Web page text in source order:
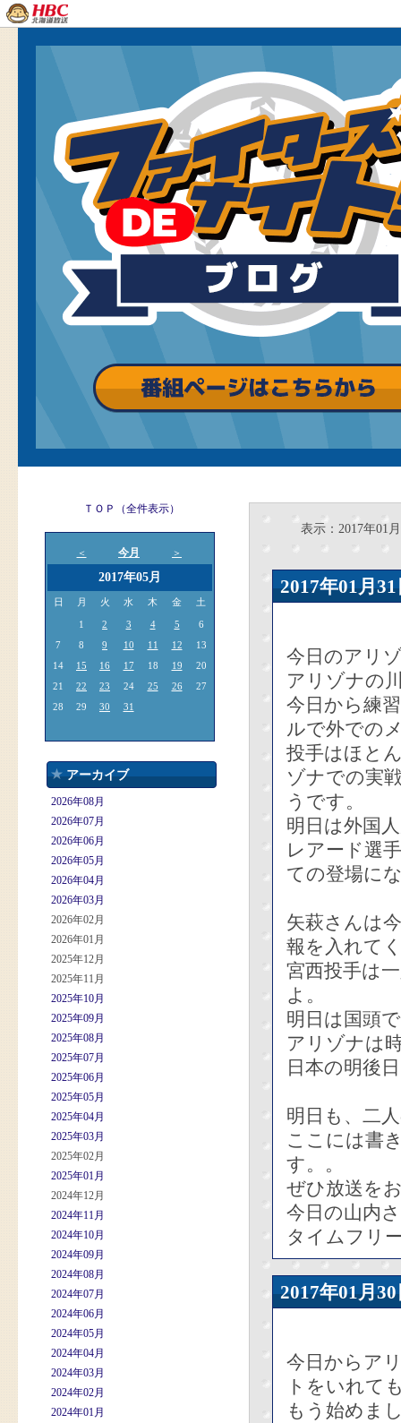
ＴＯＰ（全件表示）
＜ 今月 ＞
2017年05月
日 月 火 水 木 金 土
1 2 3 4 5
6
7
8 9 10 11 12
13
14
15 16 17 18 19
20
21
22 23 24 25 26
27
28
29 30 31
アーカイブ
2026年08月
2026年07月
2026年06月
2026年05月
2026年04月
2026年03月
2026年02月
2026年01月
2025年12月
2025年11月
2025年10月
2025年09月
2025年08月
2025年07月
2025年06月
2025年05月
2025年04月
2025年03月
2025年02月
2025年01月
2024年12月
2024年11月
2024年10月
2024年09月
2024年08月
2024年07月
2024年06月
2024年05月
2024年04月
2024年03月
2024年02月
2024年01月
表示：2017年01月
2017年01
今日のアリ
アリゾナの
今日から練
ルで外での
投手はほと
ゾナでの実
うです。
明日は外国
レアード選
ての登場に
矢萩さんは
報を入れて
宮西投手は
よ。
明日は国頭
アリゾナは
日本の明後
明日も、二
ここには書
す。。
ぜひ放送を
今日の山内
タイムフリ
2017年01
今日からア
トをいれて
もう始めま